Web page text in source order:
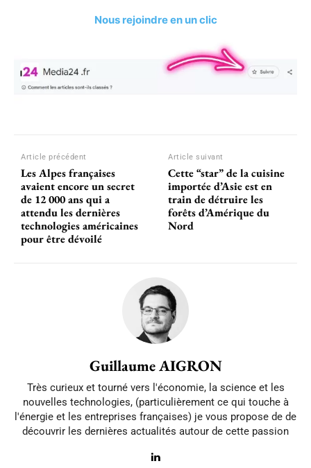
Nous rejoindre en un clic
Article précédent
Les Alpes françaises
avaient encore un secret
de 12 000 ans qui a
attendu les dernières
technologies américaines
pour être dévoilé
Article suivant
Cette “star” de la cuisine
importée d’Asie est en
train de détruire les
forêts d’Amérique du
Nord
Guillaume AIGRON
Très curieux et tourné vers l'économie, la science et les
nouvelles technologies, (particulièrement ce qui touche à
l'énergie et les entreprises françaises) je vous propose de de
découvrir les dernières actualités autour de cette passion